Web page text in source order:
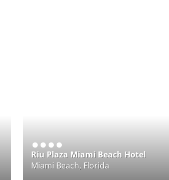
Riu Plaza Miami Beach Hotel
Miami Beach, Florida